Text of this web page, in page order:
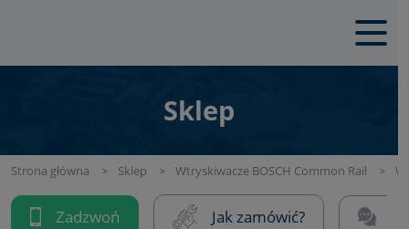
Sklep
Strona główna Sklep Wtryskiwacze BOSCH Common Rail
Zadzwoń Jak zamówić?